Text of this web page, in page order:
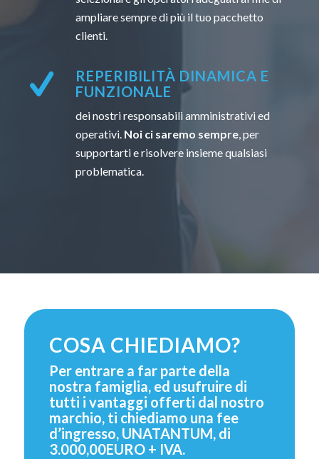
ampliare sempre di più il tuo pacchetto
clienti.
REPERIBILITÀ DINAMICA E
FUNZIONALE
dei nostri responsabili amministrativi ed
operativi. Noi ci saremo sempre, per
supportarti e risolvere insieme qualsiasi
problematica.
COSA CHIEDIAMO?
Per entrare a far parte della
nostra famiglia, ed usufruire di
tutti i vantaggi offerti dal nostro
marchio, ti chiediamo una fee
d’ingresso, UNATANTUM, di
3.000,00EURO + IVA.